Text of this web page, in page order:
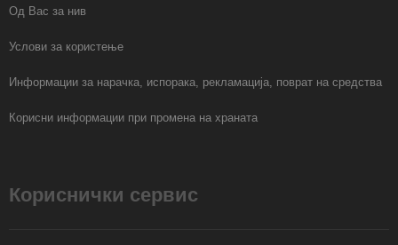
Од Вас за нив
Услови за користење
Информации за нарачка, испорака, рекламација, поврат на средства
Корисни информации при промена на храната
Кориснички сервис